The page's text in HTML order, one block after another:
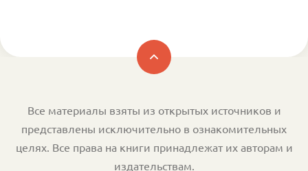
Все материалы взяты из открытых источников и
представлены исключительно в ознакомительных
целях. Все права на книги принадлежат их авторам и
издательствам.